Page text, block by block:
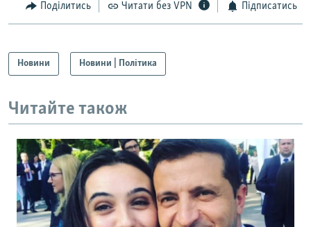
Поділитись Читати без VPN Підписатись
Новини Новини | Політика
Читайте також